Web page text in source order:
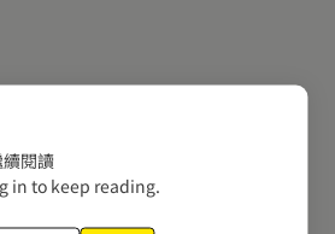
閱讀
in to keep reading.